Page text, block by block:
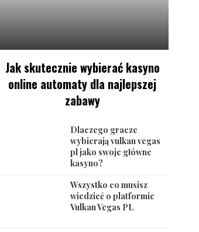
Jak skutecznie wybierać kasyno
online automaty dla najlepszej
zabawy
Dlaczego gracze
wybierają vulkan vegas
pl jako swoje główne
kasyno?
Wszystko co musisz
wiedzieć o platformie
Vulkan Vegas PL